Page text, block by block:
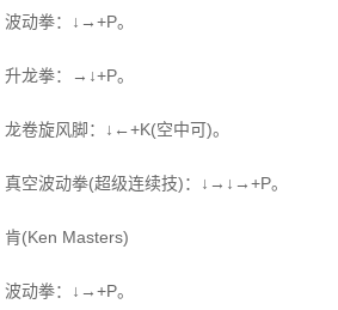
波动拳：↓→+P。
升龙拳：→↓+P。
龙卷旋风脚：↓←+K(空中可)。
真空波动拳(超级连续技)：↓→↓→+P。
肯(Ken Masters)
波动拳：↓→+P。